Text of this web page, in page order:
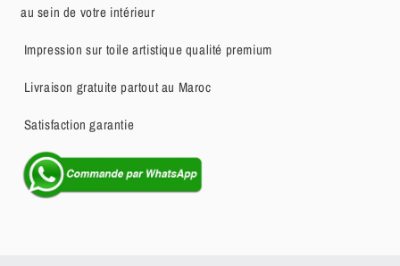
au sein de votre intérieur
Impression sur toile artistique qualité premium
Livraison gratuite partout au Maroc
Satisfaction garantie